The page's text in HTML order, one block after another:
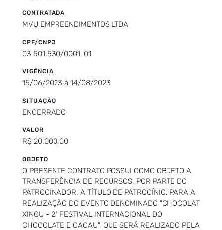
CONTRATADA
MVU EMPREENDIMENTOS LTDA
CPF/CNPJ
03.501.530/0001-01
VIGÊNCIA
15/06/2023 à 14/08/2023
SITUAÇÃO
ENCERRADO
VALOR
R$ 20.000,00
OBJETO
O PRESENTE CONTRATO POSSUI COMO OBJETO A
TRANSFERÊNCIA DE RECURSOS, POR PARTE DO
PATROCINADOR, A TÍTULO DE PATROCÍNIO, PARA A
REALIZAÇÃO DO EVENTO DENOMINADO "CHOCOLAT
XINGU - 2º FESTIVAL INTERNACIONAL DO
CHOCOLATE E CACAU", QUE SERÁ REALIZADO PELA